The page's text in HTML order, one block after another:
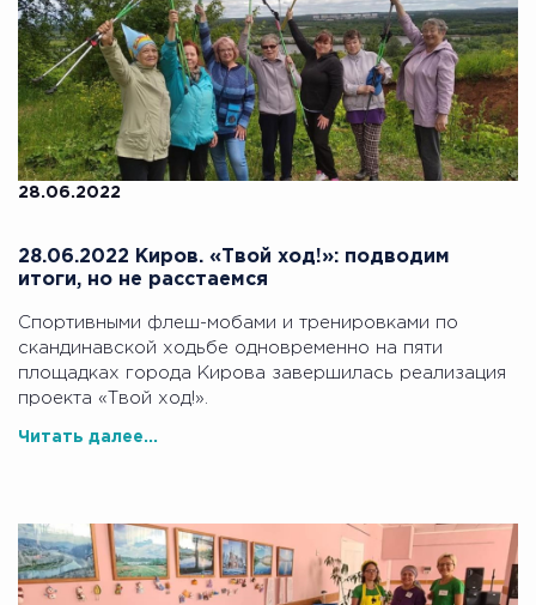
28.06.2022
28.06.2022 Киров. «Твой ход!»: подводим
итоги, но не расстаемся
Спортивными флеш-мобами и тренировками по
скандинавской ходьбе одновременно на пяти
площадках города Кирова завершилась реализация
проекта «Твой ход!».
Читать далее...